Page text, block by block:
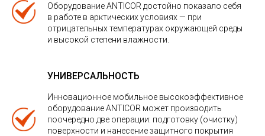
Оборудование ANTICOR достойно показало себя
в работе в арктических условиях — при
отрицательных температурах окружающей среды
и высокой степени влажности.
УНИВЕРСАЛЬНОСТЬ
Инновационное мобильное высокоэффективное
оборудование ANTICOR может производить
поочередно две операции: подготовку (очистку)
поверхности и нанесение защитного покрытия